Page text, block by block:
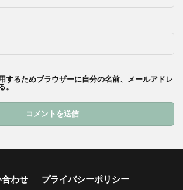
するためブラウザーに自分の名前、メールアドレ
。
わせ プライバシーポリシー